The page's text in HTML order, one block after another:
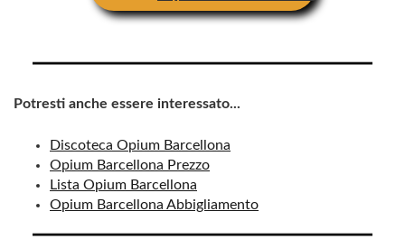
Potresti anche essere interessato...
Discoteca Opium Barcellona
Opium Barcellona Prezzo
Lista Opium Barcellona
Opium Barcellona Abbigliamento